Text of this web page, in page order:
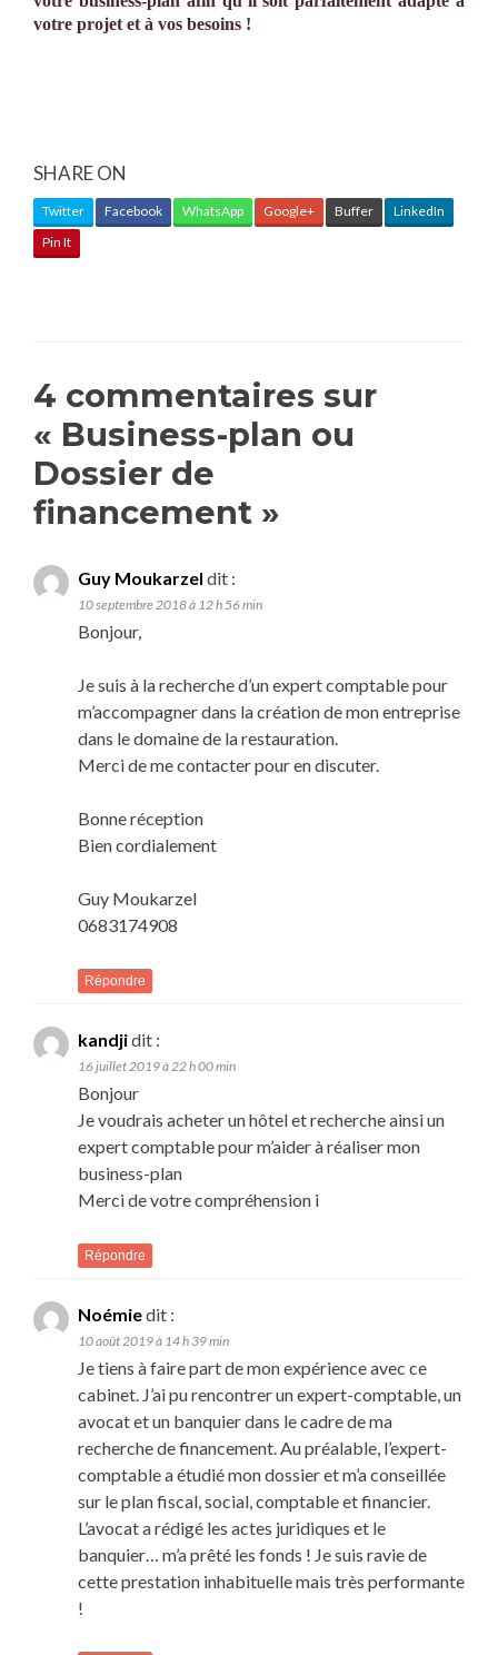
votre projet et à vos besoins !
SHARE ON
Twitter Facebook WhatsApp Google+ Buffer
LinkedIn
Pin It
4 commentaires sur
« Business-plan ou
Dossier de
financement »
Guy Moukarzel dit :
10 septembre 2018 à 12 h 56 min
Bonjour,
Je suis à la recherche d’un expert comptable pour
m’accompagner dans la création de mon entreprise
dans le domaine de la restauration.
Merci de me contacter pour en discuter.
Bonne réception
Bien cordialement
Guy Moukarzel
0683174908
Répondre
kandjidit :
16 juillet 2019 à 22 h 00 min
Bonjour
Je voudrais acheter un hôtel et recherche ainsi un
expert comptable pour m’aider à réaliser mon
business-plan
Merci de votre compréhension i
Répondre
Noémiedit :
10 août 2019 à 14 h 39 min
Je tiens à faire part de mon expérience avec ce
cabinet. J’ai pu rencontrer un expert-comptable, un
avocat et un banquier dans le cadre de ma
recherche de financement. Au préalable, l’expert-
comptable a étudié mon dossier et m’a conseillée
sur le plan fiscal, social, comptable et financier.
L’avocat a rédigé les actes juridiques et le
banquier… m’a prêté les fonds ! Je suis ravie de
cette prestation inhabituelle mais très performante
!